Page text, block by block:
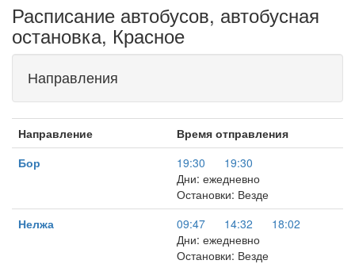
Расписание автобусов, автобусная
остановка, Красное
Направления
Направление
Время отправления
Бор
19:30
19:30
Дни: ежедневно
Остановки: Везде
Нелжа
09:47 14:32
18:02
Дни: ежедневно
Остановки: Везде